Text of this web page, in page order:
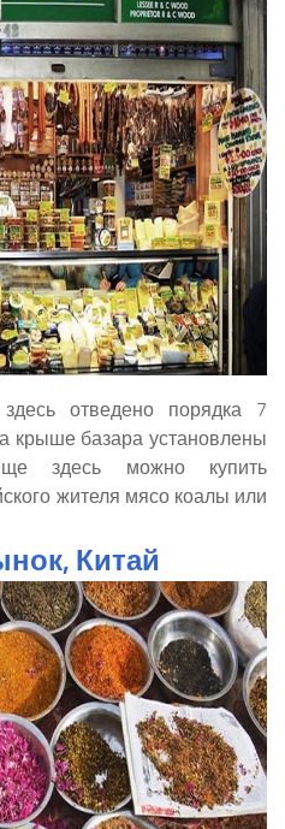
отведено порядка 7
крыше базара установлены
здесь можно купить
жителя мясо коалы или
Китай